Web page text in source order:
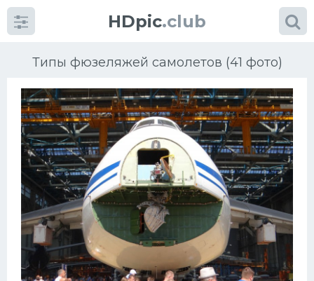
HDpic.club
Типы фюзеляжей самолетов (41 фото)
Категории
Разное
Автомобили
Красивые фото машин